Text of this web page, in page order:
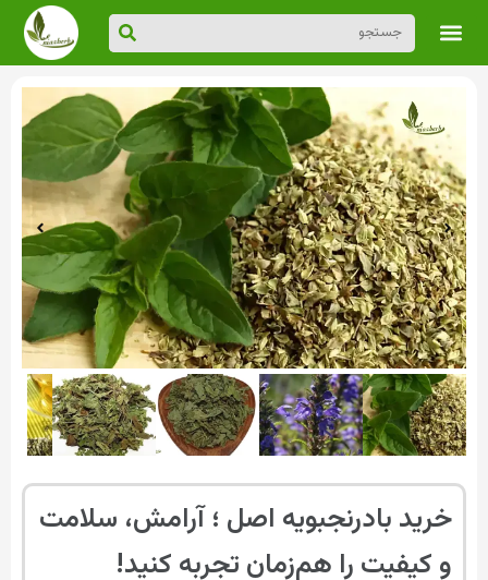
خرید بادرنجبویه اصل ؛ آرامش، سلامت
و کیفیت را هم‌زمان تجربه کنید!